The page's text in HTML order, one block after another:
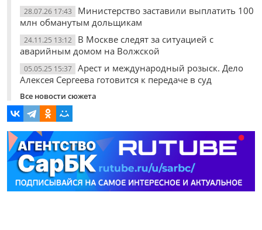
28.07.26 17:43
Министерство заставили выплатить 100
млн обманутым дольщикам
24.11.25 13:12
В Москве следят за ситуацией с
аварийным домом на Волжской
05.05.25 15:37
Арест и международный розыск. Дело
Алексея Сергеева готовится к передаче в суд
Все новости сюжета